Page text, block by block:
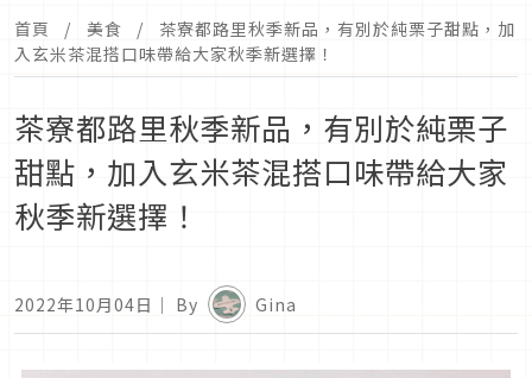
首頁 美食
茶寮都路里秋季新品，有別於純栗子甜點，加
入玄米茶混搭口味帶給大家秋季新選擇！
茶寮都路里秋季新品，有別於純栗子
甜點，加入玄米茶混搭口味帶給大家
秋季新選擇！
2022年10月04日 ｜ By Gina